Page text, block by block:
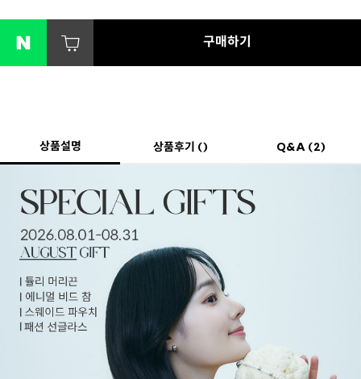
구매하기
상품설명 상품후기 () Q&A (2)